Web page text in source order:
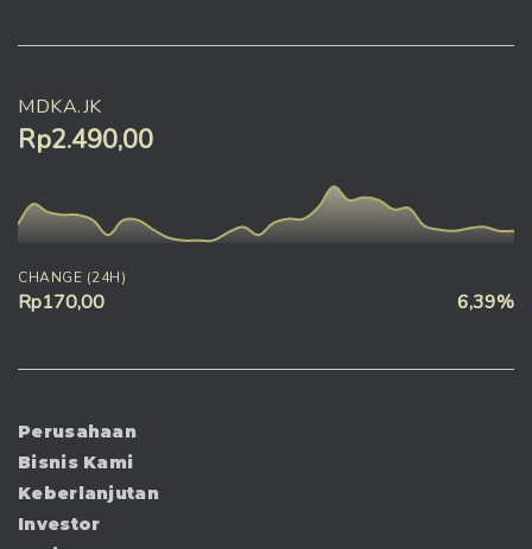
MDKA.JK
Rp2.490,00
CHANGE (24H)
Rp170,00 6,39%
Perusahaan
Bisnis Kami
Keberlanjutan
Investor